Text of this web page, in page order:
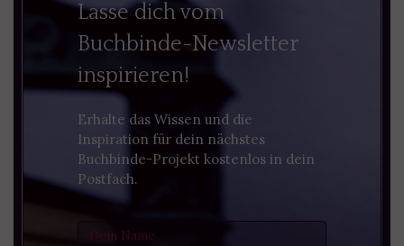
Lasse dich vom
Buchbinde-Newsletter
inspirieren!
Erhalte das Wissen und die
Inspiration für dein nächstes
Buchbinde-Projekt kostenlos in dein
Postfach.